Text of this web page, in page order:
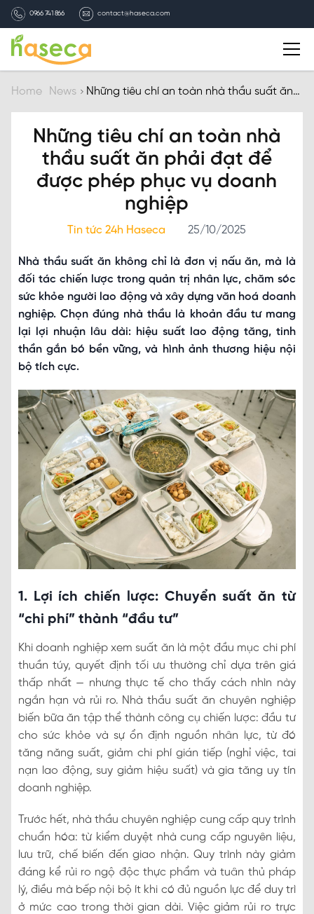
0966 741 866 contact@haseca.com
Introduction
Why Haseca
Services
Contact
Home News
Những tiêu chí an toàn nhà thầu suất ăn
Những tiêu chí an toàn nhà
thầu suất ăn phải đạt để
được phép phục vụ doanh
nghiệp
Tin tức 24h Haseca 25/10/2025
Nhà thầu suất ăn không chỉ là đơn vị nấu ăn, mà là
đối tác chiến lược trong quản trị nhân lực, chăm sóc
sức khỏe người lao động và xây dựng văn hoá doanh
nghiệp. Chọn đúng nhà thầu là khoản đầu tư mang
lại lợi nhuận lâu dài: hiệu suất lao động tăng, tinh
thần gắn bó bền vững, và hình ảnh thương hiệu nội
bộ tích cực.
1. Lợi ích chiến lược: Chuyển suất ăn từ
“chi phí” thành “đầu tư”
Khi doanh nghiệp xem suất ăn là một đầu mục chi phí
thuần túy, quyết định tối ưu thường chỉ dựa trên giá
thấp nhất — nhưng thực tế cho thấy cách nhìn này
ngắn hạn và rủi ro. Nhà thầu suất ăn chuyên nghiệp
biến bữa ăn tập thể thành công cụ chiến lược: đầu tư
cho sức khỏe và sự ổn định nguồn nhân lực, từ đó
tăng năng suất, giảm chi phí gián tiếp (nghỉ việc, tai
nạn lao động, suy giảm hiệu suất) và gia tăng uy tín
doanh nghiệp.
Trước hết, nhà thầu chuyên nghiệp cung cấp quy trình
chuẩn hóa: từ kiểm duyệt nhà cung cấp nguyên liệu,
lưu trữ, chế biến đến giao nhận. Quy trình này giảm
đáng kể rủi ro ngộ độc thực phẩm và tuân thủ pháp
lý, điều mà bếp nội bộ ít khi có đủ nguồn lực để duy trì
ở mức cao trong thời gian dài. Việc giảm rủi ro trực